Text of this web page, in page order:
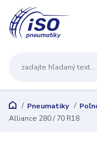
Pneumatiky
Alliance 280 / 70 R18